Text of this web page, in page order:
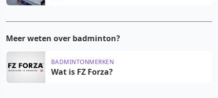
Meer weten over badminton?
BADMINTONMERKEN
Wat is FZ Forza?